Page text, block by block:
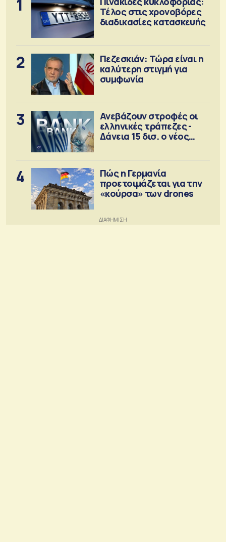
1
Τέλος στις χρονοβόρες
διαδικασίες κατασκευής
2
Πεζεσκιάν: Τώρα είναι η
καλύτερη στιγμή για
συμφωνία
3
Ανεβάζουν στροφές οι
ελληνικές τράπεζες -
Δάνεια 15 δισ. ο νέος
4
Πώς η Γερμανία
προετοιμάζεται για την
«κούρσα» των drones